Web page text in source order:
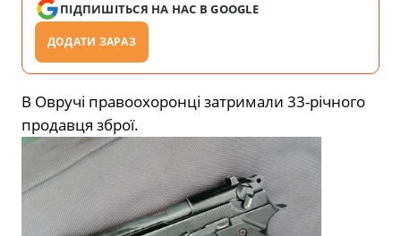
ПІДПИШІТЬСЯ НА НАС В GOOGLE
ДОДАТИ ЗАРАЗ
В Овручі правоохоронці затримали 33-річного
продавця зброї.